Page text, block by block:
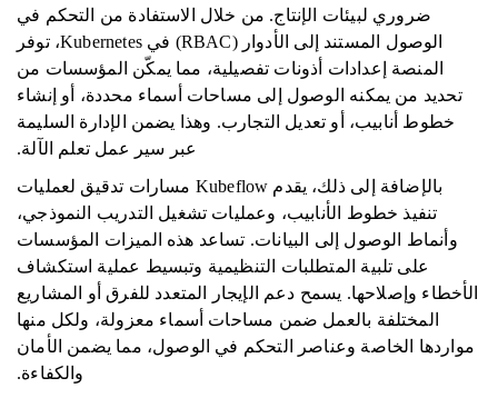
ضروري لبيئات الإنتاج. من خلال الاستفادة من التحكم في
الوصول المستند إلى الأدوار (RBAC) في Kubernetes، توفر
المنصة إعدادات أذونات تفصيلية، مما يمكّن المؤسسات من
تحديد من يمكنه الوصول إلى مساحات أسماء محددة، أو إنشاء
خطوط أنابيب، أو تعديل التجارب. وهذا يضمن الإدارة السليمة
عبر سير عمل تعلم الآلة.
بالإضافة إلى ذلك، يقدم Kubeflow مسارات تدقيق لعمليات
تنفيذ خطوط الأنابيب، وعمليات تشغيل التدريب النموذجي،
وأنماط الوصول إلى البيانات. تساعد هذه الميزات المؤسسات
على تلبية المتطلبات التنظيمية وتبسيط عملية استكشاف
الأخطاء وإصلاحها. يسمح دعم الإيجار المتعدد للفرق أو المشاريع
المختلفة بالعمل ضمن مساحات أسماء معزولة، ولكل منها
مواردها الخاصة وعناصر التحكم في الوصول، مما يضمن الأمان
والكفاءة.